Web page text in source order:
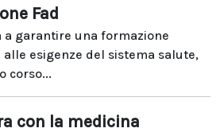
Fad
a garantire una formazione
esigenze del sistema salute,
corso...
con la medicina